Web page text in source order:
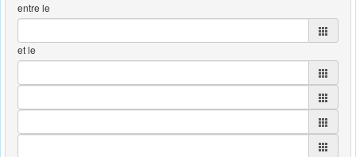
entre le
et le